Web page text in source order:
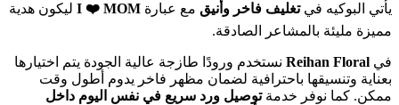
يأتي البوكيه فيتغليف فاخر وأنيق مع عبارة I ❤️ MOM ليكون هدية
مميزة مليئة بالمشاعر الصادقة.
في Reihan Floral نستخدم ورودًا طازجة عالية الجودة يتم اختيارها
بعناية وتنسيقها باحترافية لضمان مظهر فاخر يدوم أطول وقت
ممكن. كما نوفر خدمةتوصيل ورد سريع في نفس اليوم داخل